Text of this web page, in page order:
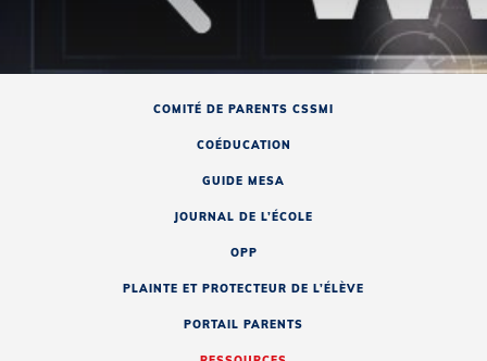
COMITÉ DE PARENTS CSSMI
COÉDUCATION
GUIDE MESA
JOURNAL DE L’ÉCOLE
OPP
PLAINTE ET PROTECTEUR DE L’ÉLÈVE
PORTAIL PARENTS